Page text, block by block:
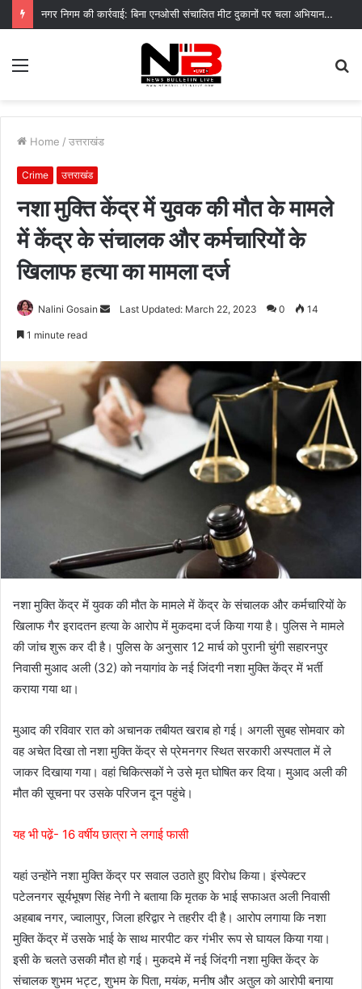
नगर निगम की कार्रवाई: बिना एनओसी संचालित मीट दुकानों पर चला अभियान, 45250 रुपये का चालान
Menu
Home / उत्तराखंड
Crime उत्तराखंड
नशा मुक्ति केंद्र में युवक की मौत के मामले
में केंद्र के संचालक और कर्मचारियों के
खिलाफ हत्या का मामला दर्ज
Nalini Gosain
SendLast Updated: March 22, 2023 0 14
1 minute read
नशा मुक्ति केंद्र में युवक की मौत के मामले में केंद्र के संचालक और कर्मचारियों के
खिलाफ गैर इरादतन हत्या के आरोप में मुकदमा दर्ज किया गया है। पुलिस ने मामले
की जांच शुरू कर दी है। पुलिस के अनुसार 12 मार्च को पुरानी चुंगी सहारनपुर
निवासी मुआद अली (32) को नयागांव के नई जिंदगी नशा मुक्ति केंद्र में भर्ती
कराया गया था।
मुआद की रविवार रात को अचानक तबीयत खराब हो गई। अगली सुबह सोमवार को
वह अचेत दिखा तो नशा मुक्ति केंद्र से प्रेमनगर स्थित सरकारी अस्पताल में ले
जाकर दिखाया गया। वहां चिकित्सकों ने उसे मृत घोषित कर दिया। मुआद अली की
मौत की सूचना पर उसके परिजन दून पहुंचे।
यह भी पढे़ं- 16 वर्षीय छात्रा ने लगाई फासी
यहां उन्होंने नशा मुक्ति केंद्र पर सवाल उठाते हुए विरोध किया। इंस्पेक्टर
पटेलनगर सूर्यभूषण सिंह नेगी ने बताया कि मृतक के भाई सफाअत अली निवासी
अहबाब नगर, ज्वालापुर, जिला हरिद्वार ने तहरीर दी है। आरोप लगाया कि नशा
मुक्ति केंद्र में उसके भाई के साथ मारपीट कर गंभीर रूप से घायल किया गया।
इसी के चलते उसकी मौत हो गई। मुकदमे में नई जिंदगी नशा मुक्ति केंद्र के
संचालक शुभम भट्ट, शुभम के पिता, मयंक, मनीष और अतुल को आरोपी बनाया